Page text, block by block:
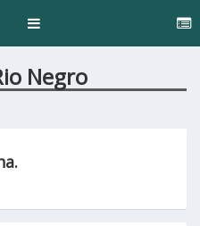
Toggle
Negro